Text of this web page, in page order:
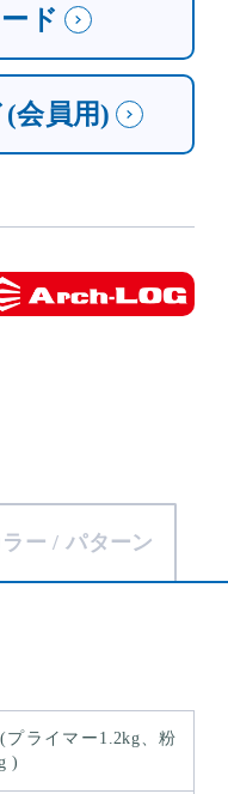
ド
会員用)
ラー / パターン
プライマー1.2kg、粉
)